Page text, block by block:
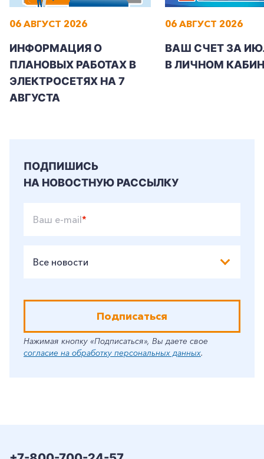
06 АВГУСТ 2026
ИНФОРМАЦИЯ О
ПЛАНОВЫХ РАБОТАХ В
ЭЛЕКТРОСЕТЯХ НА 7
АВГУСТА
06 АВГУСТ 2026
ВАШ СЧЕТ ЗА
В ЛИЧНОМ
ПОДПИШИСЬ
НА НОВОСТНУЮ РАССЫЛКУ
Ваш e-mail*
Все новости
Подписаться
Нажимая кнопку «Подписаться», Вы даете свое
согласие на обработку персональных данных.